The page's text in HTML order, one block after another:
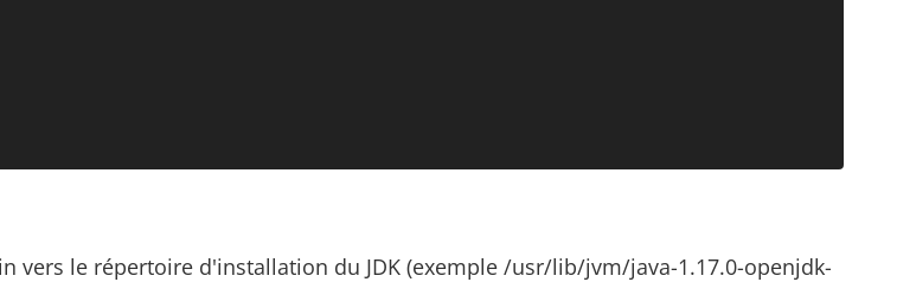
vers le répertoire d'installation du JDK (exemple /usr/lib/jvm/java-1.17.0-openjdk-